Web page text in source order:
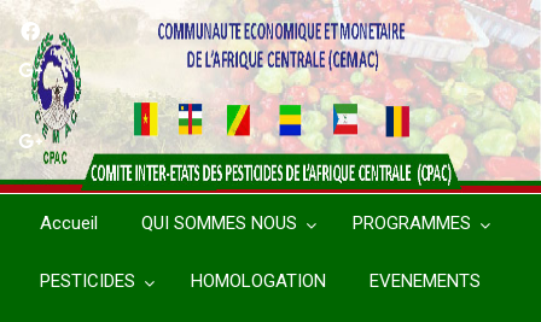
Aller
contenu
principal
Accueil QUI SOMMES NOUS PROGRAMMES
PESTICIDES HOMOLOGATION EVENEMENTS